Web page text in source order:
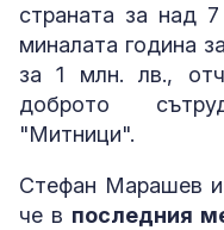
страната за над
миналата година
за 1 млн. лв.,
доброто
"Митници".
Стефан Марашев и
че в последния